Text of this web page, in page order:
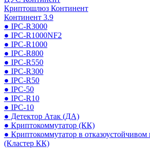
Криптошлюз Континент
Континент 3.9
● IPC-R3000
● IPC-R1000NF2
● IPC-R1000
● IPC-R800
● IPC-R550
● IPC-R300
● IPC-R50
● IPC-50
● IPC-R10
● IPC-10
● Детектор Атак (ДА)
● Криптокоммутатор (КК)
● Криптокоммутатор в
(Кластер КК)